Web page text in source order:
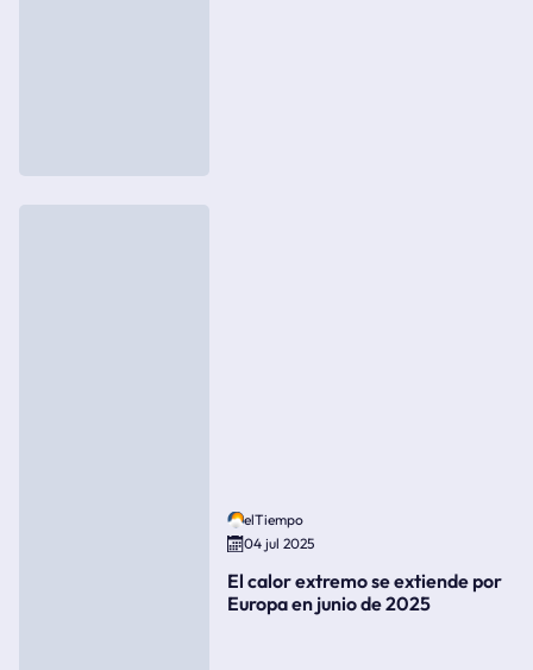
elTiempo
04 jul 2025
El calor extremo se extiende por
Europa en junio de 2025